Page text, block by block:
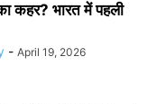
कहर? भारत में पहली
- April 19, 2026